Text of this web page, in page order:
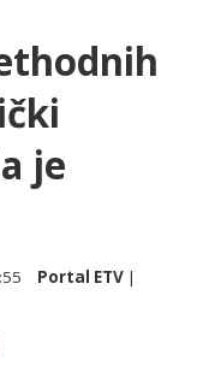
je
Portal ETV |